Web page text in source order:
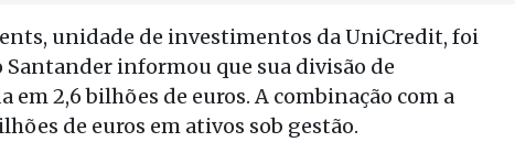
unidade de investimentos da UniCredit, foi
Santander informou que sua divisão de
2,6 bilhões de euros. A combinação com a
de euros em ativos sob gestão.